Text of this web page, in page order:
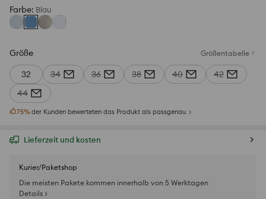
Farbe: Blau
Größe Größentabelle
32 34 36 38 40
42
44
75%der Kunden bewerteten das Produkt als passgenau
Lieferzeit und kosten
Kurier/Paketshop
Die meisten Pakete kommen innerhalb von 5 Werktagen
Details >